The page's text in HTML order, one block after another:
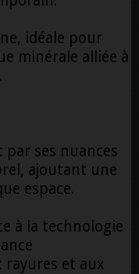
idéale pour
minérale alliée à
ses nuances
ajoutant une
espace.
à la technologie
rayures et aux